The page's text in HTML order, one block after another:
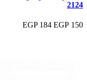
2124
150 EGP
184 EGP